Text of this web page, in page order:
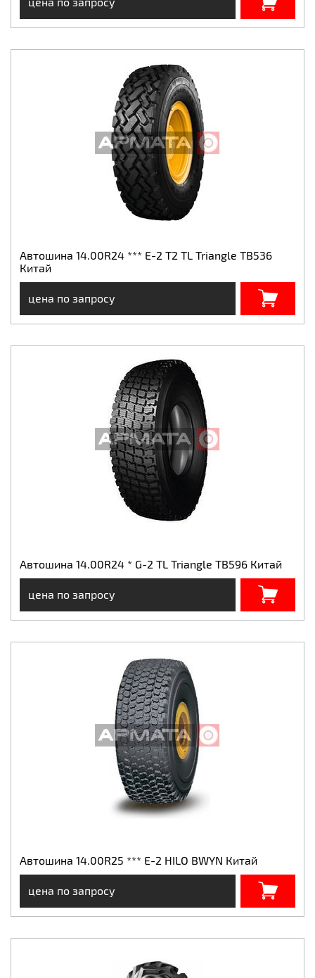
Автошина 14.00R24 *** E-2 T2 TL Triangle TB536
Китай
цена по запросу
Автошина 14.00R24 * G-2 TL Triangle TB596 Китай
цена по запросу
Автошина 14.00R25 *** E-2 HILO BWYN Китай
цена по запросу